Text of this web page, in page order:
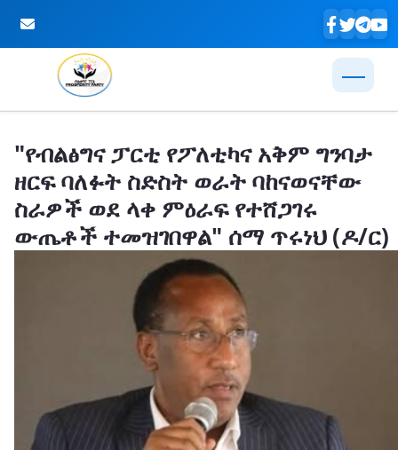
"የብልፅግና ፓርቲ የፖለቲካና አቅም ግንባታ
ዘርፍ ባለፉት ስድስት ወራት ባከናወናቸው
ስራዎች ወደ ላቀ ምዕራፍ የተሸጋገሩ
ውጤቶች ተመዝገበዋል" ሰማ ጥሩነህ (ዶ/ር)